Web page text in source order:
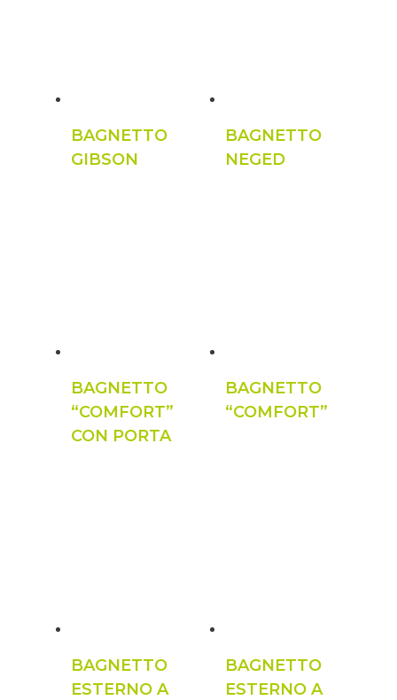
BAGNETTO
GIBSON
BAGNETTO
NEGED
BAGNETTO
“COMFORT”
CON PORTA
BAGNETTO
“COMFORT”
BAGNETTO
ESTERNO A
BAGNETTO
ESTERNO A